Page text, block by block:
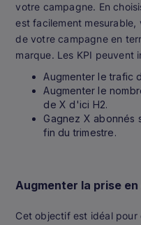
votre campagne. En
est facilement
de votre campagne en
marque. Les KPI peuvent
Augmenter le trafic
Augmenter le
de X d'ici H2.
Gagnez X abonnés
fin du trimestre.
Augmenter la prise
Cet objectif est idéal